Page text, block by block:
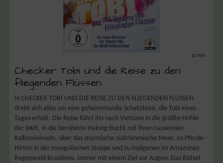
© MFA
Checker Tobi und die Reise zu den
fliegenden Flüssen
In CHECKER TOBI UND DIE REISE ZU DEN FLIEGENDEN FLÜSSEN
dreht sich alles um eine geheimnisvolle Schatzkiste, die Tobi eines
Tages erhält. Die Reise führt ihn nach Vietnam in die größte Höhle
der Welt, in die berühmte Halong-Bucht mit ihren tausenden
Kalksteininseln, über das stürmische südchinesische Meer, zu Pferde-
Hirten in der mongolischen Steppe und zu Indigenen im Amazonas-
Regenwald Brasiliens. Immer mit einem Ziel vor Augen: Das Rätsel